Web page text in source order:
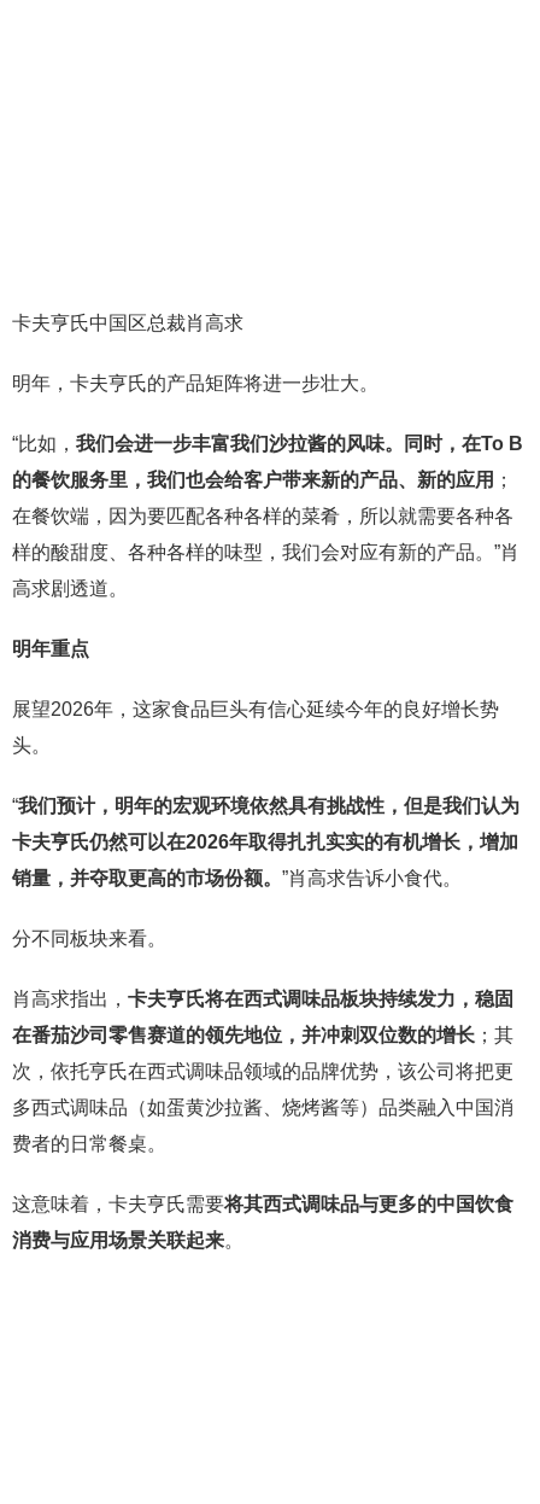
卡夫亨氏中国区总裁肖高求
明年，卡夫亨氏的产品矩阵将进一步壮大。
“比如， 我们会进一步丰富我们沙拉酱的风味。同时，在To B
的餐饮服务里，我们也会给客户带来新的产品、新的应用 ；
在餐饮端，因为要匹配各种各样的菜肴，所以就需要各种各
样的酸甜度、各种各样的味型，我们会对应有新的产品。”肖
高求剧透道。
明年重点
展望2026年，这家食品巨头有信心延续今年的良好增长势
头。
“我们预计，明年的宏观环境依然具有挑战性，但是我们认为
卡夫亨氏仍然可以在2026年取得扎扎实实的有机增长，增加
销量，并夺取更高的市场份额。 ”肖高求告诉小食代。
分不同板块来看。
肖高求指出， 卡夫亨氏将在西式调味品板块持续发力，稳固
在番茄沙司零售赛道的领先地位，并冲刺双位数的增长 ；其
次，依托亨氏在西式调味品领域的品牌优势，该公司将把更
多西式调味品（如蛋黄沙拉酱、烧烤酱等）品类融入中国消
费者的日常餐桌。
这意味着，卡夫亨氏需要将其西式调味品与更多的中国饮食
消费与应用场景关联起来。